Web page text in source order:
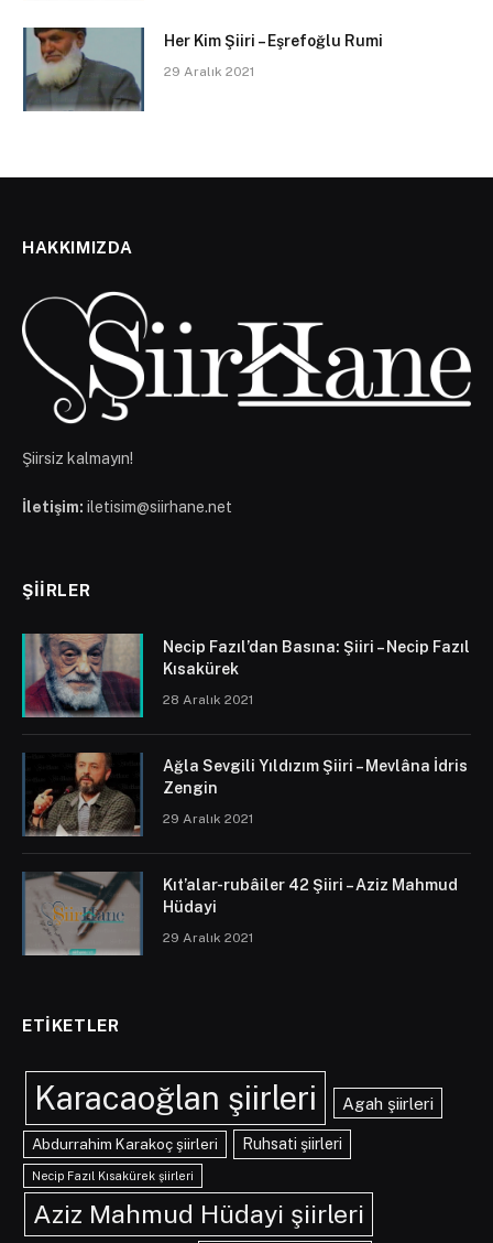
Her Kim Şiiri – Eşrefoğlu Rumi
29 Aralık 2021
HAKKIMIZDA
Şiirsiz kalmayın!
İletişim: iletisim@siirhane.net
ŞIIRLER
Necip Fazıl’dan Basına: Şiiri – Necip Fazıl
Kısakürek
28 Aralık 2021
Ağla Sevgili Yıldızım Şiiri – Mevlâna İdris
Zengin
29 Aralık 2021
Kıt’alar-rubâiler 42 Şiiri – Aziz Mahmud
Hüdayi
29 Aralık 2021
ETIKETLER
Karacaoğlan şiirleri Agah şiirleri
Abdurrahim Karakoç şiirleri Ruhsati şiirleri
Necip Fazıl Kısakürek şiirleri
Aziz Mahmud Hüdayi şiirleri